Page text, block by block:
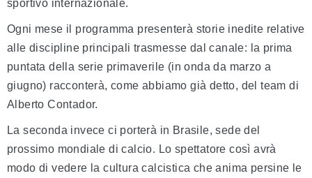
sportivo internazionale.
Ogni mese il programma presenterà storie inedite relative
alle discipline principali trasmesse dal canale: la prima
puntata della serie primaverile (in onda da marzo a
giugno) racconterà, come abbiamo già detto, del team di
Alberto Contador.
La seconda invece ci porterà in Brasile, sede del
prossimo mondiale di calcio. Lo spettatore così avrà
modo di vedere la cultura calcistica che anima persine le